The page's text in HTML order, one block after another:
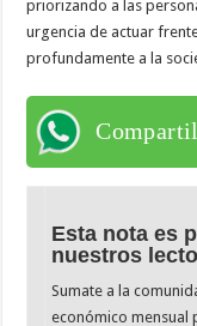
priorizando a las
urgencia de actuar
profundamente a la
Esta nota es
nuestros
Sumate a la
económico mensual